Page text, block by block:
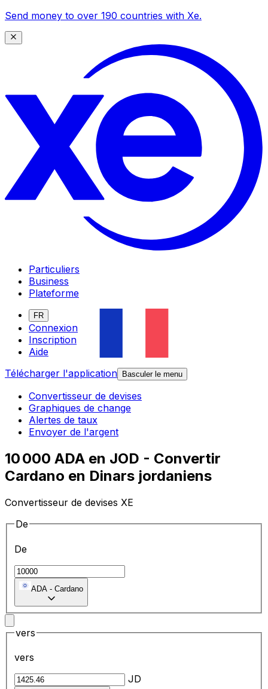
Send money to over 190 countries with Xe.
Particuliers
Business
Plateforme
FR
Connexion
Inscription
Aide
Télécharger l'application
Basculer le menu
Convertisseur de devises
Graphiques de change
Alertes de taux
Envoyer de l'argent
10 000 ADA en JOD - Convertir
Cardano en Dinars jordaniens
Convertisseur de devises XE
De
De
ADA - Cardano
vers
vers
JD